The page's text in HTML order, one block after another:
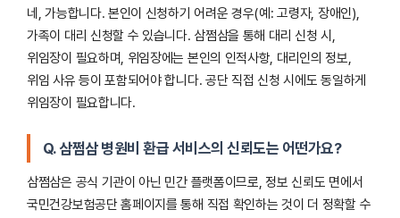
네, 가능합니다. 본인이 신청하기 어려운 경우(예: 고령자, 장애인),
가족이 대리 신청할 수 있습니다. 삼쩜삼을 통해 대리 신청 시,
위임장이 필요하며, 위임장에는 본인의 인적사항, 대리인의 정보,
위임 사유 등이 포함되어야 합니다. 공단 직접 신청 시에도 동일하게
위임장이 필요합니다.
Q. 삼쩜삼 병원비 환급 서비스의 신뢰도는 어떤가요?
삼쩜삼은 공식 기관이 아닌 민간 플랫폼이므로, 정보 신뢰도 면에서
국민건강보험공단 홈페이지를 통해 직접 확인하는 것이 더 정확할 수